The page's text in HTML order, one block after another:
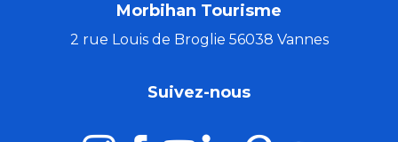
Morbihan Tourisme
2 rue Louis de Broglie 56038 Vannes
Suivez-nous